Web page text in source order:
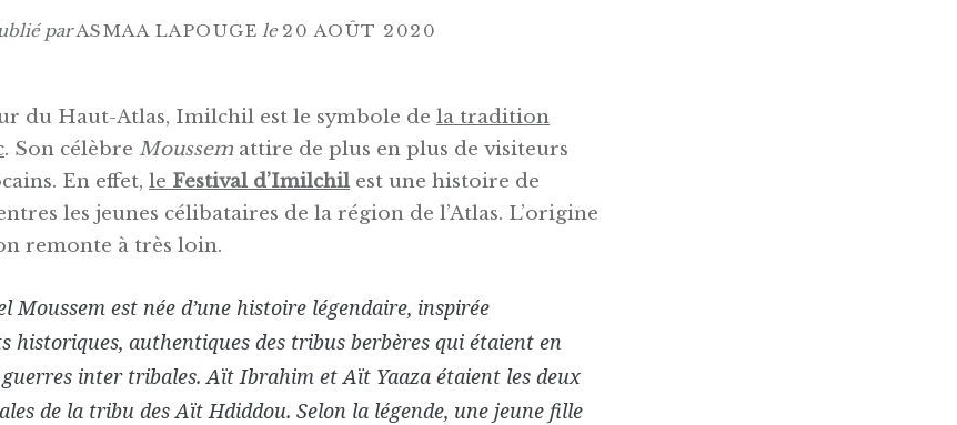
parASMAA LAPOUGE le 20 AOÛT 2020
du Haut-Atlas, Imilchil est le symbole de la tradition
. Son célèbre Moussem attire de plus en plus de visiteurs
En effet, le Festival d’Imilchil est une histoire de
les jeunes célibataires de la région de l’Atlas. L’origine
remonte à très loin.
Moussem est née d’une histoire légendaire, inspirée
historiques, authentiques des tribus berbères qui étaient en
inter tribales. Aït Ibrahim et Aït Yaaza étaient les deux
de la tribu des Aït Hdiddou. Selon la légende, une jeune fille